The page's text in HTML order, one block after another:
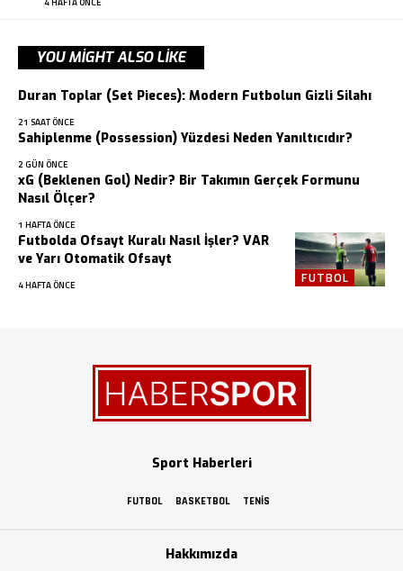
YOU MIGHT ALSO LIKE
Duran Toplar (Set Pieces): Modern Futbolun Gizli Silahı
21 SAAT ÖNCE
Sahiplenme (Possession) Yüzdesi Neden Yanıltıcıdır?
2 GÜN ÖNCE
xG (Beklenen Gol) Nedir? Bir Takımın Gerçek Formunu
Nasıl Ölçer?
1 HAFTA ÖNCE
FUTBOL
Futbolda Ofsayt Kuralı Nasıl İşler? VAR
ve Yarı Otomatik Ofsayt
4 HAFTA ÖNCE
Sport Haberleri
FUTBOL BASKETBOL TENIS
Hakkımızda